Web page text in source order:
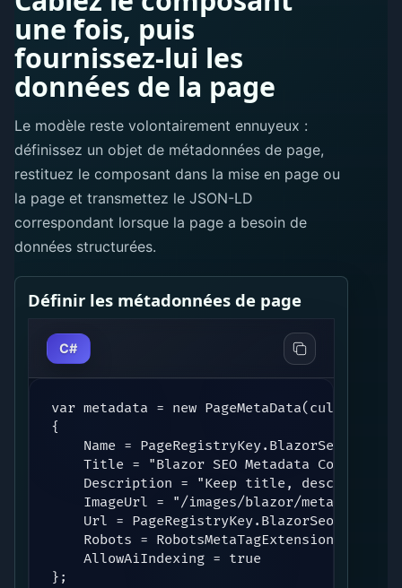
une fois, puis
fournissez-lui les
données de la page
Le modèle reste volontairement ennuyeux :
définissez un objet de métadonnées de page,
restituez le composant dans la mise en page ou
la page et transmettez le JSON-LD
correspondant lorsque la page a besoin de
données structurées.
Définir les métadonnées de page
C#
var metadata = new PageMetaData(culture)
{
Name =
Title = "Blazor SEO Metadata Component
Description = "Keep title,
ImageUrl = "/images/blazor/
Url =
Robots =
    AllowAiIndexing = true
};